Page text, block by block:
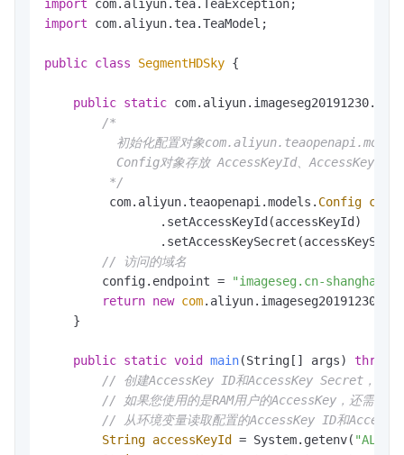
import
import com.aliyun.tea.TeaModel;
public class SegmentHDSky {
public static
/*
初始化配置对象
Config对象存放 AccessKeyId、
         */
         com.aliyun.teaopenapi.models.
Config
                .setAccessKeyId(accessKeyId)
// 访问的域名
        config.endpoint =
"imageseg.cn-
return new com
    }
public static void main(String[] args) throws
// 创建AccessKey ID和AccessKey Secret，
// 如果您使用的是RAM用户的AccessKey，还
// 从环境变量读取配置的AccessKey ID和
String accessKeyId = System.getenv(